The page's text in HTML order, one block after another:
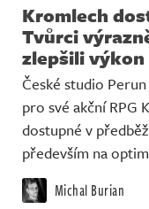
Databáze
Komunita
Redakce
Živě
Kromlech
Tvůrci
zlepšili výkon
České studio
pro své akční RPG
dostupné v
především na
Michal Burian